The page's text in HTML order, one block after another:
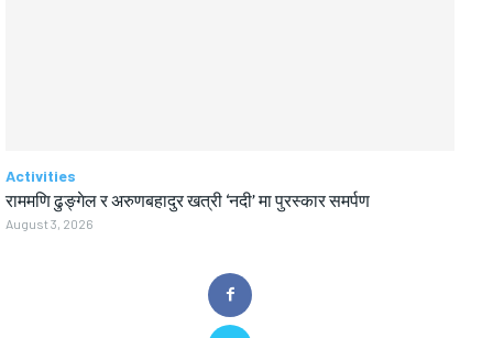
Activities
राममणि ढुङ्गेल र अरुणबहादुर खत्री ‘नदी’ मा पुरस्कार समर्पण
August 3, 2026